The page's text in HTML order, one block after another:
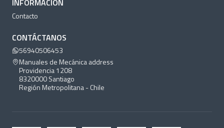
INFORMACIÓN
Contacto
CONTÁCTANOS
56940506453
Manuales de Mecánica address
Providencia 1208
8320000 Santiago
Región Metropolitana - Chile